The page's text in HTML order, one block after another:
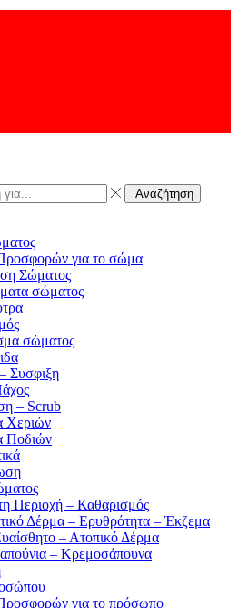
Αναζήτηση
για το σώμα
Σώματος
σώματος
σώματος
Συσφιξη
– Scrub
Χεριών
Ποδιών
Περιοχή – Καθαρισμός
Δέρμα – Ερυθρότητα – Έκζεμα
– Ατοπικό Δέρμα
– Κρεμοσάπουνα
για το πρόσωπο